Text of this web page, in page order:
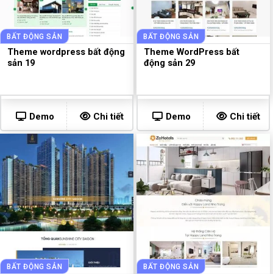
BẤT ĐỘNG SẢN
Theme wordpress bất động
sản 19
Demo Chi tiết
BẤT ĐỘNG SẢN
Theme WordPress bất
động sản 29
Demo Chi tiết
BẤT ĐỘNG SẢN BẤT ĐỘNG SẢN